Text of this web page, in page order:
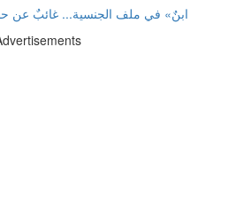
«ابنٌ» في ملف الجنسية... غائبٌ عن